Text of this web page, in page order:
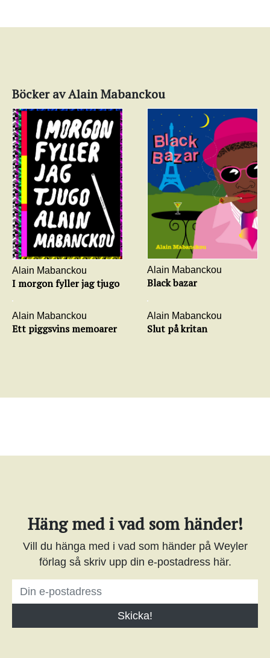
Böcker av Alain Mabanckou
Alain Mabanckou
I morgon fyller jag tjugo
Alain Mabanckou
Black bazar
Alain Mabanckou
Ett piggsvins memoarer
Alain Mabanckou
Slut på kritan
Häng med i vad som händer!
Vill du hänga med i vad som händer på Weyler
förlag så skriv upp din e-postadress här.